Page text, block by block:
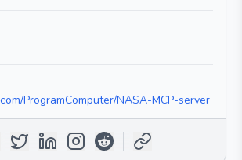
ProgramComputer/NASA-MCP-server